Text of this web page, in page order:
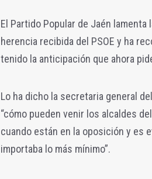
El Partido Popular de Jaén
herencia recibida del PSOE y ha
tenido la anticipación que ahora
Lo ha dicho la secretaria general
“cómo pueden venir los alcaldes
cuando están en la oposición y es
importaba lo más mínimo”.